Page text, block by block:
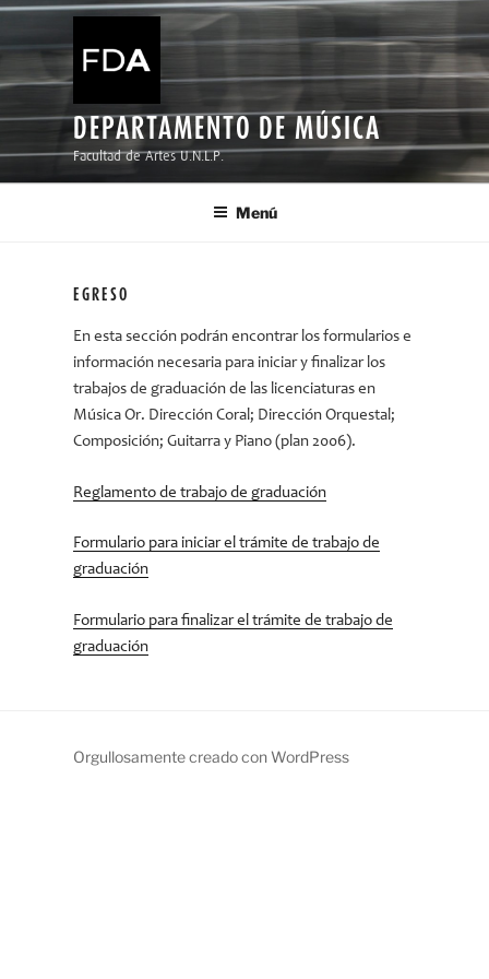
Ir
DEPARTAMENTO DE MÚSICA
Facultad de Artes U.N.L.P.
Menú
EGRESO
En esta sección podrán encontrar los formularios e
información necesaria para iniciar y finalizar los
trabajos de graduación de las licenciaturas en
Música Or. Dirección Coral; Dirección Orquestal;
Composición; Guitarra y Piano (plan 2006).
Reglamento de trabajo de graduación
Formulario para iniciar el trámite de trabajo de
graduación
Formulario para finalizar el trámite de trabajo de
graduación
Orgullosamente creado con WordPress